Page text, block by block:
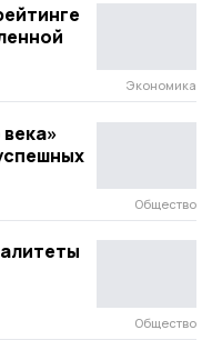
Экономика
Общество
Общество